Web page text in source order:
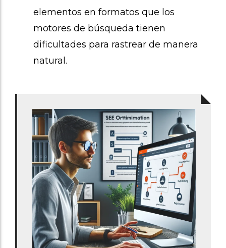
elementos en formatos que los
motores de búsqueda tienen
dificultades para rastrear de manera
natural.